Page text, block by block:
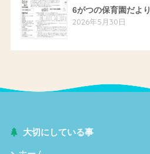
6がつの保育園だより
2026年5月30日
大切にしている事